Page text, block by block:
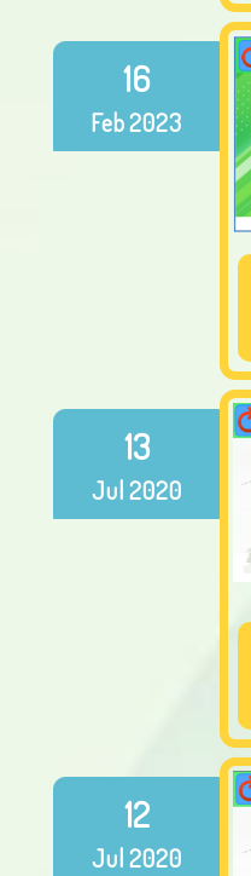
16
Feb2023
13
Jul2020
12
Jul2020